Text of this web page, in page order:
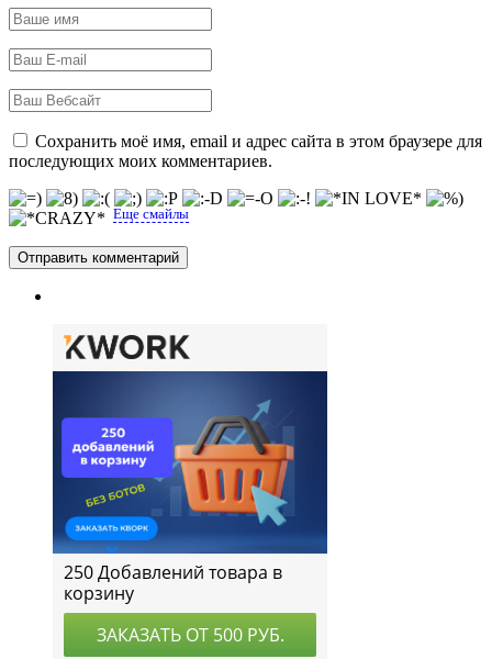
Сохранить моё имя, email и адрес сайта в этом браузере для
последующих моих комментариев.
Еще смайлы